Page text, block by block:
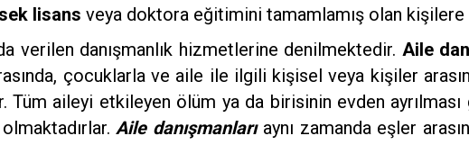
lisans veya doktora eğitimini tamamlamış olan kişilere
verilen danışmanlık hizmetlerine denilmektedir. Aile
çocuklarla ve aile ile ilgili kişisel veya kişiler
Tüm aileyi etkileyen ölüm ya da birisinin evden
Aile danışmanlarıaynı zamanda eşler